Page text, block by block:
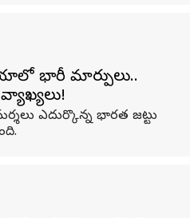
భారీ మార్పులు..
ఎదుర్కొన్న భారత జట్టు